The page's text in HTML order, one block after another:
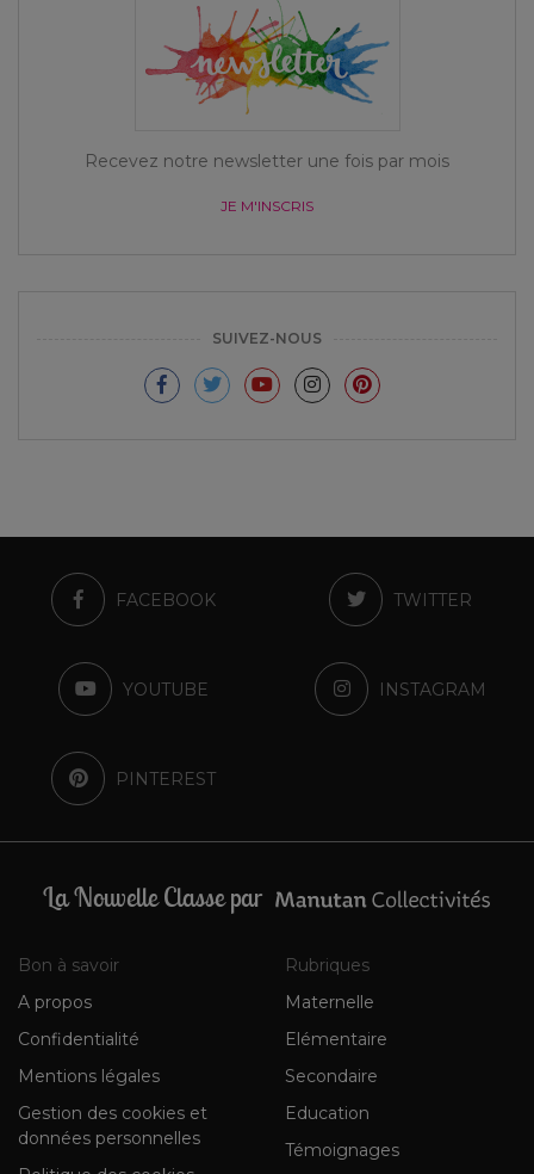
Recevez notre newsletter une fois par mois
JE M'INSCRIS
SUIVEZ-NOUS
FACEBOOK TWITTER
YOUTUBE INSTAGRAM
PINTEREST
La Nouvelle Classe par
Bon à savoir
A propos
Confidentialité
Mentions légales
Gestion des cookies et
données personnelles
Rubriques
Maternelle
Elémentaire
Secondaire
Education
Témoignages